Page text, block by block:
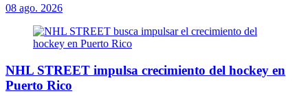
08 ago. 2026
NHL STREET impulsa crecimiento del hockey en
Puerto Rico